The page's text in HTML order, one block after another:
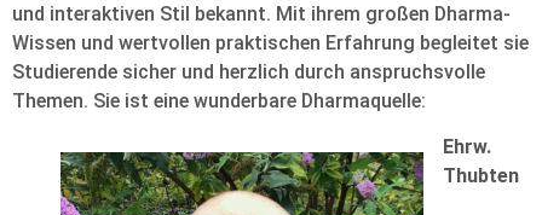
und interaktiven Stil bekannt. Mit ihrem großen Dharma-
Wissen und wertvollen praktischen Erfahrung begleitet sie
Studierende sicher und herzlich durch anspruchsvolle
Themen. Sie ist eine wunderbare Dharmaquelle:
Ehrw.
Thubten